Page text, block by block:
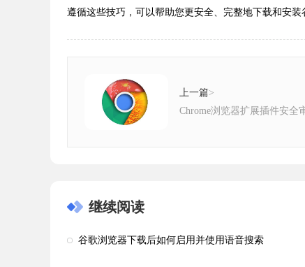
遵循这些技巧，可以帮助您更安全、完整地下载和安装
上一篇>
Chrome浏览器扩展插件安全
继续阅读
谷歌浏览器下载后如何启用并使用语音搜索